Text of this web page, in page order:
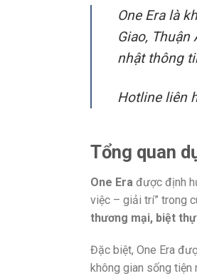
One Era là
Giao,
nhật thông
Hotline liên
Tổng quan
One Era được định
việc – giải trí” trong
thương mại, biệt
Đặc biệt, One Era
không gian sống